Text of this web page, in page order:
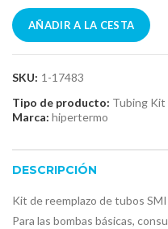
AÑADIR A LA CESTA
SKU: 1-17483
Tipo de producto: Tubing Kit
Marca: hipertermo
DESCRIPCIÓN
Kit de reemplazo de tubos SMI
Para las bombas básicas,